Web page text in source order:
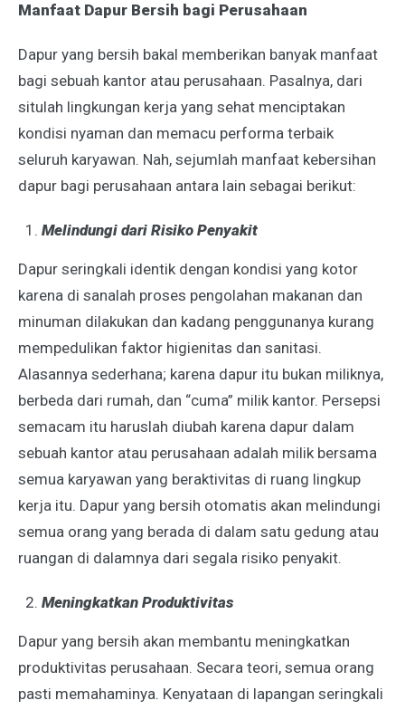
Manfaat Dapur Bersih bagi Perusahaan
Dapur yang bersih bakal memberikan banyak manfaat
bagi sebuah kantor atau perusahaan. Pasalnya, dari
situlah lingkungan kerja yang sehat menciptakan
kondisi nyaman dan memacu performa terbaik
seluruh karyawan. Nah, sejumlah manfaat kebersihan
dapur bagi perusahaan antara lain sebagai berikut:
Melindungi dari Risiko Penyakit
Dapur seringkali identik dengan kondisi yang kotor
karena di sanalah proses pengolahan makanan dan
minuman dilakukan dan kadang penggunanya kurang
mempedulikan faktor higienitas dan sanitasi.
Alasannya sederhana; karena dapur itu bukan miliknya,
berbeda dari rumah, dan “cuma” milik kantor. Persepsi
semacam itu haruslah diubah karena dapur dalam
sebuah kantor atau perusahaan adalah milik bersama
semua karyawan yang beraktivitas di ruang lingkup
kerja itu. Dapur yang bersih otomatis akan melindungi
semua orang yang berada di dalam satu gedung atau
ruangan di dalamnya dari segala risiko penyakit.
Meningkatkan Produktivitas
Dapur yang bersih akan membantu meningkatkan
produktivitas perusahaan. Secara teori, semua orang
pasti memahaminya. Kenyataan di lapangan seringkali